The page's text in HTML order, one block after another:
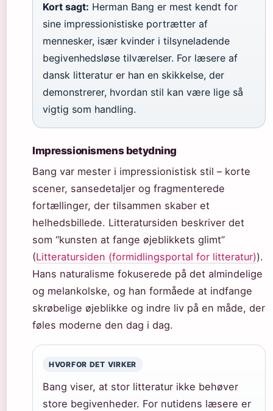
Kort sagt: Herman Bang er mest kendt for
sine impressionistiske portrætter af
mennesker, især kvinder i tilsyneladende
begivenhedsløse tilværelser. For læsere af
dansk litteratur er han en skikkelse, der
demonstrerer, hvordan stil kan være lige så
vigtig som handling.
Impressionismens betydning
Bang var mester i impressionistisk stil – korte
scener, sansedetaljer og fragmenterede
fortællinger, der tilsammen skaber et
helhedsbillede. Litteratursiden beskriver det
som “kunsten at fange øjeblikkets glimt”
(Litteratursiden (formidlingsportal for litteratur)).
Hans naturalisme fokuserede på det almindelige
og melankolske, og han formåede at indfange
skrøbelige øjeblikke og indre liv på en måde, der
føles moderne den dag i dag.
HVORFOR DET VIRKER
Bang viser, at stor litteratur ikke behøver
store begivenheder. For nutidens læsere er